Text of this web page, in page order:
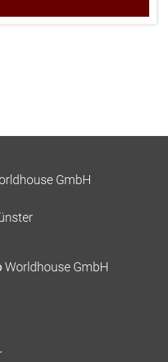
GmbH
Worldhouse GmbH